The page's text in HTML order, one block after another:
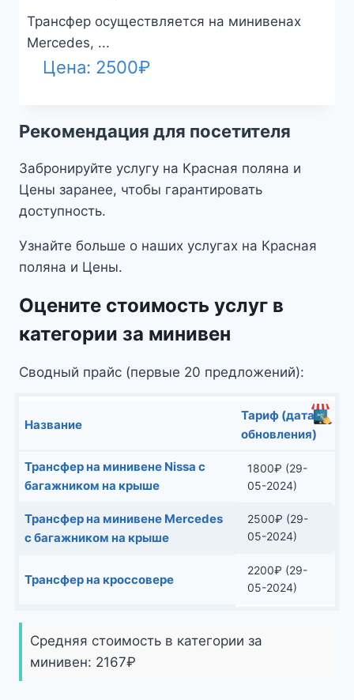
Трансфер осуществляется на минивенах
Mercedes, ...
Цена: 2500₽
Рекомендация для посетителя
Забронируйте услугу на Красная поляна и
Цены заранее, чтобы гарантировать
доступность.
Узнайте больше о наших услугах на Красная
поляна и Цены.
Оцените стоимость услуг в
категории за минивен
Сводный прайс (первые 20 предложений):
Название
Тариф (дата
обновления)
Трансфер на минивене Nissa с
багажником на крыше
1800₽ (29-
05-2024)
Трансфер на минивене Mercedes
с багажником на крыше
2500₽ (29-
05-2024)
Трансфер на кроссовере
2200₽ (29-
05-2024)
Средняя стоимость в категории за
минивен: 2167₽